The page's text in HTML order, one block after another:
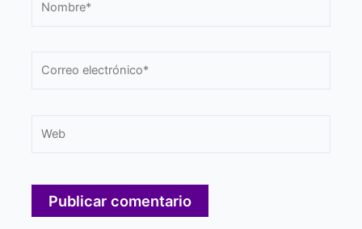
electrónico*